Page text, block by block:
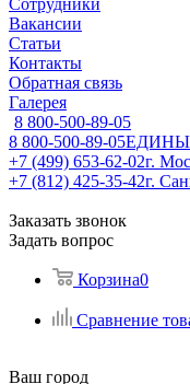
Сотрудники
Вакансии
Статьи
Контакты
Обратная связь
Галерея
8 800-500-89-05
8 800-500-89-05
+7 (499) 653-62-02г.
+7 (812) 425-35-42г.
Заказать звонок
Задать вопрос
Корзина0
Сравнение
Ваш город